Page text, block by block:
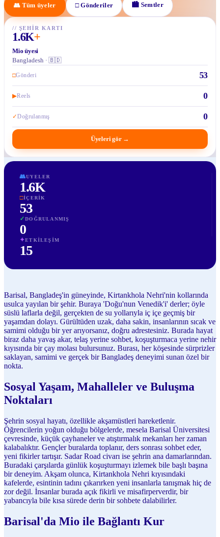
👥 Tüm üyeler □Gönderiler 🏙 Semtler
// ŞEHIR KARTI
1.6K+
Mio üyesi
Bangladesh · 🇧🇩
□Gönderi 53
▶Reels 0
✓Doğrulanmış 0
Üyeleri gör →
👥UYELER
1.6K
□İÇERIK
53
✓DOĞRULANMIŞ
0
✦ETKILEŞIM
15
Barisal, Bangladeş'in güneyinde, Kirtankhola Nehri'nin kollarında
usulca yayılan bir şehir. Buraya 'Doğu'nun Venedik'i' derler; öyle
süslü laflarla değil, gerçekten de su yollarıyla iç içe geçmiş bir
yaşamdan dolayı. Gürültüden uzak, daha sakin, insanlarının sıcak ve
samimi olduğu bir yer arıyorsanız, doğru adrestesiniz. Burada hayat
biraz daha yavaş akar, telaş yerine sohbet, koşuşturmaca yerine nehir
kıyısında bir çay molası bulursunuz. Burası, her köşesinde sürprizler
saklayan, samimi ve gerçek bir Bangladeş deneyimi sunan özel bir
nokta.
Sosyal Yaşam, Mahalleler ve Buluşma
Noktaları
Şehrin sosyal hayatı, özellikle akşamüstleri hareketlenir.
Öğrencilerin yoğun olduğu bölgelerde, mesela Barisal Üniversitesi
çevresinde, küçük çayhaneler ve atıştırmalık mekanları her zaman
kalabalıktır. Gençler buralarda toplanır, ders sonrası sohbet eder,
yeni fikirler tartışır. Sadar Road civarı ise şehrin ana damarlarından.
Buradaki çarşılarda günlük koşuşturmayı izlemek bile başlı başına
bir deneyim. Akşam olunca, Kirtankhola Nehri kıyısındaki
kafelerde, esintinin tadını çıkarırken yeni insanlarla tanışmak hiç de
zor değil. İnsanlar burada açık fikirli ve misafirperverdir, bir
yabancıyla bile kısa sürede derin bir sohbete dalabilirler.
Barisal'da Mio ile Bağlantı Kur